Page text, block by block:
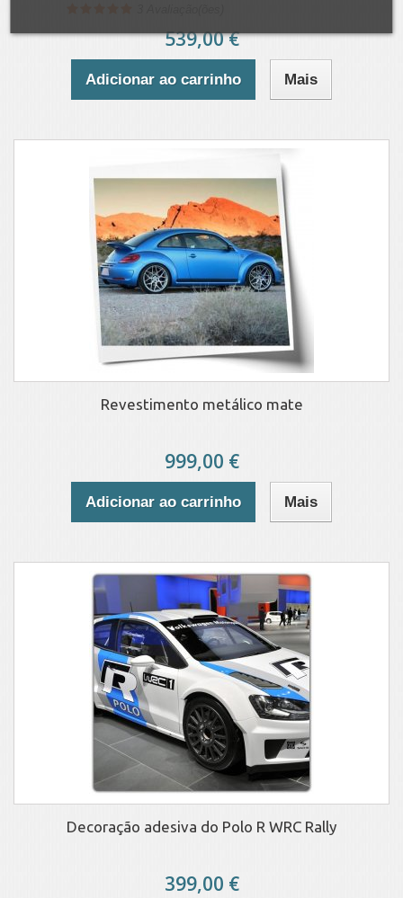
539,00 €
Adicionar ao carrinho Mais
Revestimento metálico mate
999,00 €
Adicionar ao carrinho Mais
Decoração adesiva do Polo R WRC Rally
399,00 €